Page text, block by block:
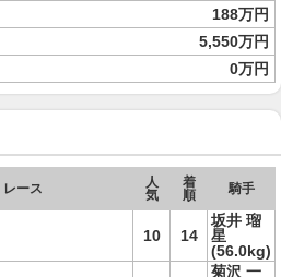
188万円
5,550万円
0万円
レース
人
気
着
順
騎手
10 14
坂井 瑠
星
(56.0kg)
菊沢 一